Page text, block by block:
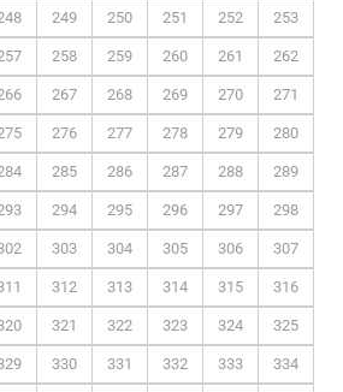
249 250 251 252 253
258 259 260 261 262
267 268 269 270 271
276 277 278 279 280
285 286 287 288 289
294 295 296 297 298
303 304 305 306 307
312 313 314 315 316
321 322 323 324 325
330 331 332 333 334